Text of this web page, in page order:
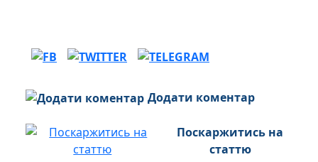
Додати коментар
Поскаржитись на
статтю